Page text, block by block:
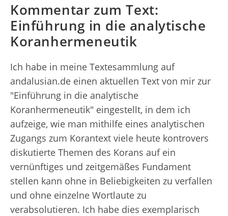
Kommentar zum Text:
Einführung in die analytische
Koranhermeneutik
Ich habe in meine Textesammlung auf
andalusian.de einen aktuellen Text von mir zur
"Einführung in die analytische
Koranhermeneutik" eingestellt, in dem ich
aufzeige, wie man mithilfe eines analytischen
Zugangs zum Korantext viele heute kontrovers
diskutierte Themen des Korans auf ein
vernünftiges und zeitgemäßes Fundament
stellen kann ohne in Beliebigkeiten zu verfallen
und ohne einzelne Wortlaute zu
verabsolutieren. Ich habe dies exemplarisch